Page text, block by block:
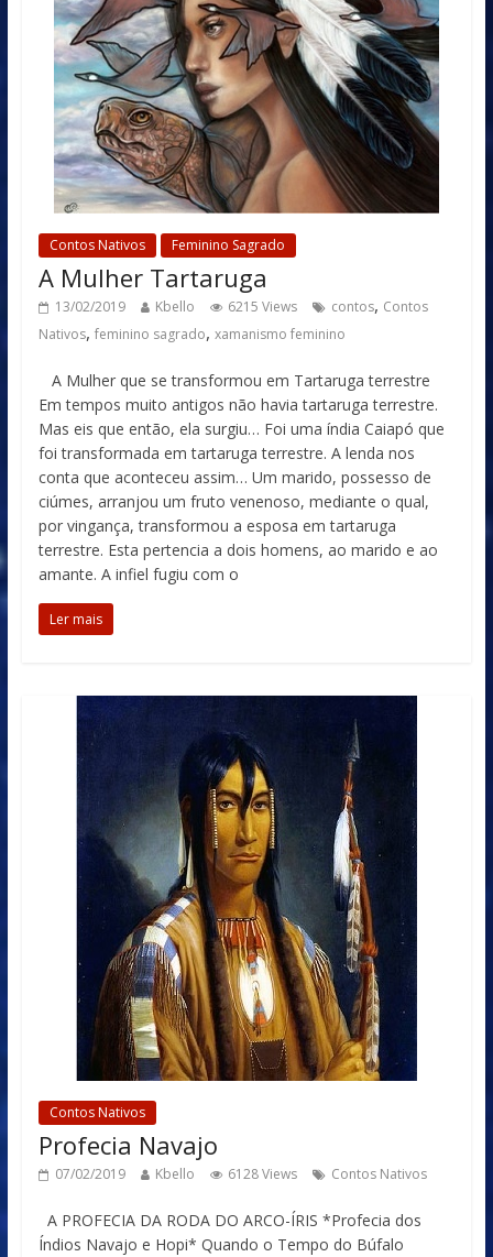
Contos Nativos Feminino Sagrado
A Mulher Tartaruga
13/02/2019 Kbello 6215 Views contos, Contos
Nativos, feminino sagrado, xamanismo feminino
A Mulher que se transformou em Tartaruga terrestre
Em tempos muito antigos não havia tartaruga terrestre.
Mas eis que então, ela surgiu… Foi uma índia Caiapó que
foi transformada em tartaruga terrestre. A lenda nos
conta que aconteceu assim… Um marido, possesso de
ciúmes, arranjou um fruto venenoso, mediante o qual,
por vingança, transformou a esposa em tartaruga
terrestre. Esta pertencia a dois homens, ao marido e ao
amante. A infiel fugiu com o
Ler mais
Contos Nativos
Profecia Navajo
07/02/2019 Kbello 6128 Views Contos Nativos
A PROFECIA DA RODA DO ARCO-ÍRIS *Profecia dos
Índios Navajo e Hopi* Quando o Tempo do Búfalo